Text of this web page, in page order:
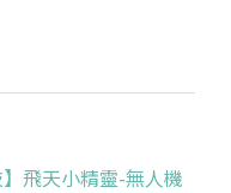
飛天小精靈-無人機